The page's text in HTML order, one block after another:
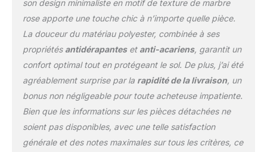
son design minimaliste en motif de texture de marbre
rose apporte une touche chic à n’importe quelle pièce.
La douceur du matériau polyester, combinée à ses
propriétés antidérapanteset anti-acariens, garantit un
confort optimal tout en protégeant le sol. De plus, j’ai été
agréablement surprise par la rapidité de la livraison, un
bonus non négligeable pour toute acheteuse impatiente.
Bien que les informations sur les pièces détachées ne
soient pas disponibles, avec une telle satisfaction
générale et des notes maximales sur tous les critères, ce